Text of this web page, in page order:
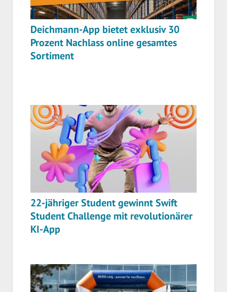
Deichmann-App bietet exklusiv 30
Prozent Nachlass online gesamtes
Sortiment
22-jähriger Student gewinnt Swift
Student Challenge mit revolutionärer
KI-App